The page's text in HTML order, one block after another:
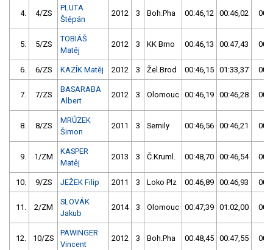
4. 4/ZS
PLUTA
Štěpán
2012 3 Boh.Pha 00:46,12 00:46,02
5. 5/ZS
TOBIÁŠ
Matěj
2012 3 KK Brno 00:46,13 00:47,43
6. 6/ZS KAZÍK Matěj 2012 3 Žel.Brod 00:46,15 01:33,37
7. 7/ZS
BASARABA
Albert
2012 3 Olomouc 00:46,19 00:46,28
8. 8/ZS
MRŮZEK
Šimon
2011 3 Semily 00:46,56 00:46,21
9. 1/ZM
KASPER
Matěj
2013 3 Č.Kruml. 00:48,70 00:46,54
10. 9/ZS JEŽEK Filip 2011 3 Loko Plz 00:46,89 00:46,93
11. 2/ZM
SLOVÁK
Jakub
2014 3 Olomouc 00:47,39 01:02,00
12. 10/ZS
PAWINGER
Vincent
2012 3 Boh.Pha 00:48,45 00:47,55